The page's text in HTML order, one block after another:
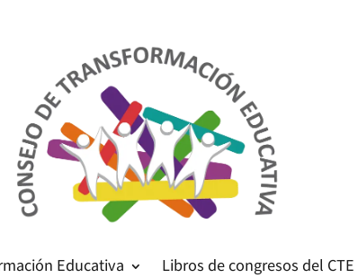
Educativa Libros de congresos del CTE